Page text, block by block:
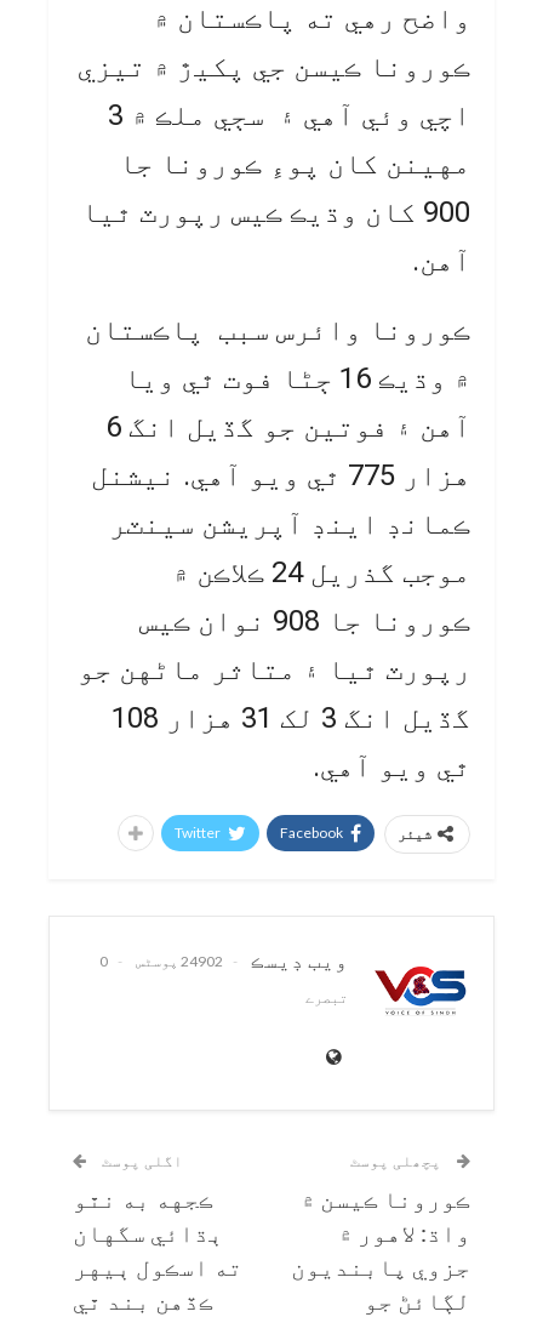
واضح رهي ته پاڪستان ۾
ڪورونا ڪيسن جي پکيڙ ۾ تيزي
مهينن کان پوءِ ڪورونا جا
900 کان وڌيڪ ڪيس رپورٽ ٿيا
آهن.
ڪورونا وائرس سبب پاڪستان
۾ وڌيڪ 16 ڄڻا فوت ٿي ويا
آهن ۽ فوتين جو گڏيل انگ 6
هزار 775 ٿي ويو آهي. نيشنل
ڪمانڊ اينڊ آپريشن سينٽر
موجب گذريل 24 ڪلاڪن ۾
ڪورونا جا 908 نوان ڪيس
رپورٽ ٿيا ۽ متاثر ماڻهن جو
گڏيل انگ 3 لک 31 هزار 108
ٿي ويو آهي.
شیئر Facebook
Twitter
ويب ڊيسڪ 24902 پوسٹس
0
تبصرے
پچھلی پوسٹ
ڪورونا ڪيسن ۾
واڌ: لاهور ۾
جزوي پابنديون
لڳائڻ جو
اگلی پوسٹ
ڪجهه به نٿو
ٻڌائي سگهان
ته اسڪول ٻيهر
ڪڏهن بند ٿي